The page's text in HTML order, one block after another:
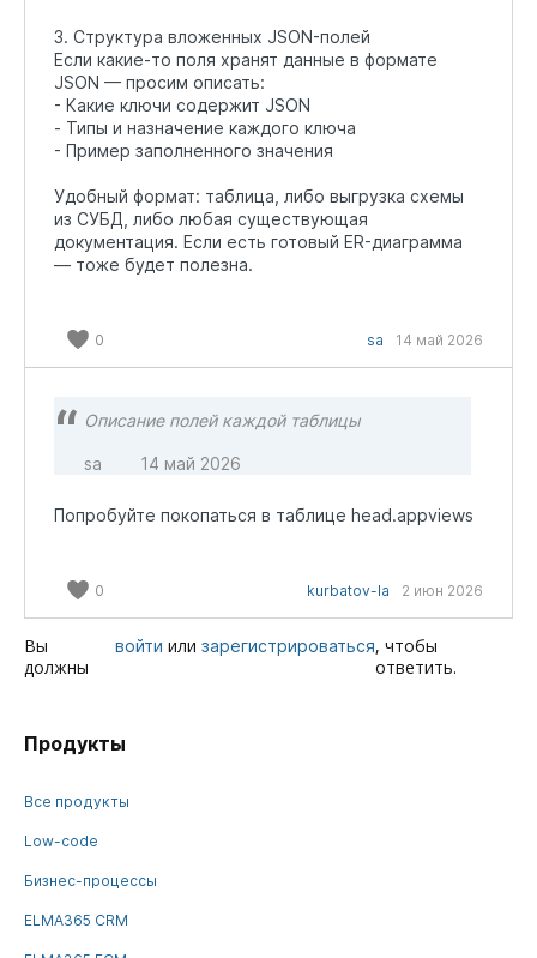
3. Структура вложенных JSON-полей
Если какие-то поля хранят данные в формате
JSON — просим описать:
- Какие ключи содержит JSON
- Типы и назначение каждого ключа
- Пример заполненного значения
Удобный формат: таблица, либо выгрузка схемы
из СУБД, либо любая существующая
документация. Если есть готовый ER-диаграмма
— тоже будет полезна.
0 sa 14 май 2026
Описание полей каждой таблицы
sa 14 май 2026
Попробуйте покопаться в таблице head.appviews
0 kurbatov-la 2 июн 2026
Вы
должны
войти илизарегистрироваться, чтобы
ответить.
Продукты
Все продукты
Low-code
Бизнес-процессы
ELMA365 CRM